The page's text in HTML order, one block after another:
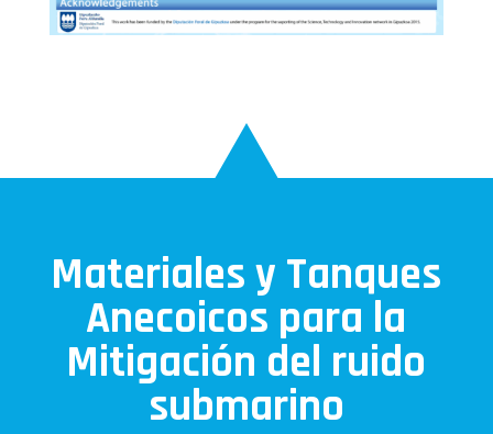
Materiales y Tanques
Anecoicos para la
Mitigación del ruido
submarino